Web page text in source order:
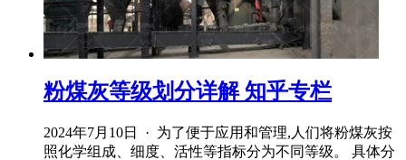
粉煤灰等级划分详解 知乎专栏
2024年7月10日 · 为了便于应用和管理,人们将粉煤灰按
照化学组成、细度、活性等指标分为不同等级。 具体分